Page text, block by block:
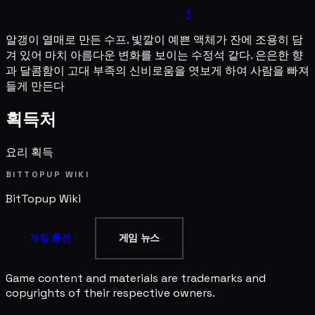
1
알갱이 열매로 만든 수프. 빛깔이 예쁜 액체가 잔에 조용히 담
겨 있어 마치 아름다운 변화를 보이는 수정석 같다. 은은한 향
과 달콤함이 고대 부족의 신비로움을 엿보게 하여 사람을 빠져
들게 만든다
획득처
요리 획득
BITTOPUP WIKI
BitTopup Wiki
게임 충전 게임 뉴스
Game content and materials are trademarks and
copyrights of their respective owners.